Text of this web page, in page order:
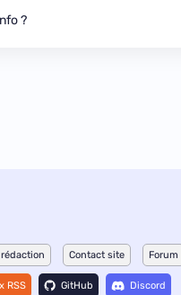
?
Contact site Forum
RSS GitHub Discord